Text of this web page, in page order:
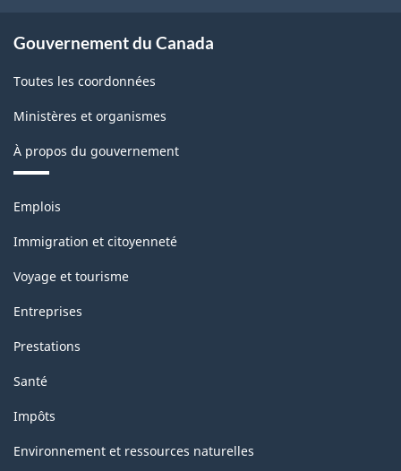
Gouvernement du Canada
Toutes les coordonnées
Ministères et organismes
À propos du gouvernement
Thèmes
sujets
Emplois
Immigration et citoyenneté
Voyage et tourisme
Entreprises
Prestations
Santé
Impôts
Environnement et ressources naturelles